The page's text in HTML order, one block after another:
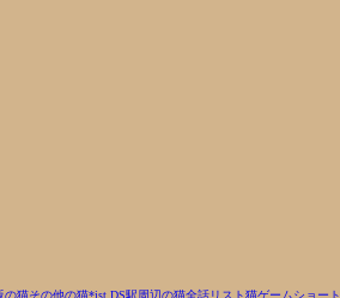
の猫その他の猫*ist DS駅周辺の猫全話リスト猫ゲームショー